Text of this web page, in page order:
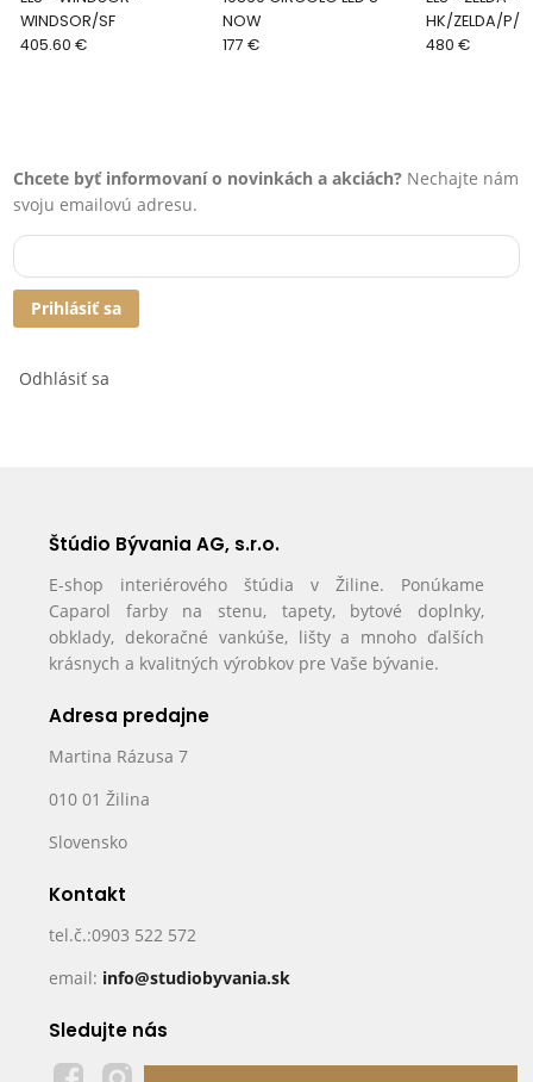
WINDSOR/SF
405.60 €
NOW
177 €
HK/ZELDA/P/B
480 €
Chcete byť informovaní o novinkách a akciách? Nechajte nám
svoju emailovú adresu.
Prihlásiť sa
Odhlásiť sa
Štúdio Bývania AG, s.r.o.
E-shop interiérového štúdia v Žiline. Ponúkame
Caparol farby na stenu, tapety, bytové doplnky,
obklady, dekoračné vankúše, lišty a mnoho ďalších
krásnych a kvalitných výrobkov pre Vaše bývanie.
Adresa predajne
Martina Rázusa 7
010 01 Žilina
Slovensko
Kontakt
tel.č.:0903 522 572
email: info@studiobyvania.sk
Sledujte nás